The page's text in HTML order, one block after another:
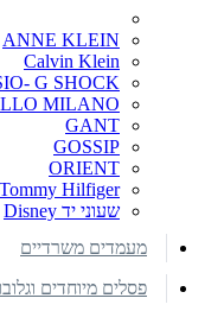
ANNE KLEIN
Calvin Klein
G SHOCK
MILANO
GANT
GOSSIP
ORIENT
Tommy Hilfiger
שעוני יד Disney
מעמדים משרדיים
פסלים מיוחדים